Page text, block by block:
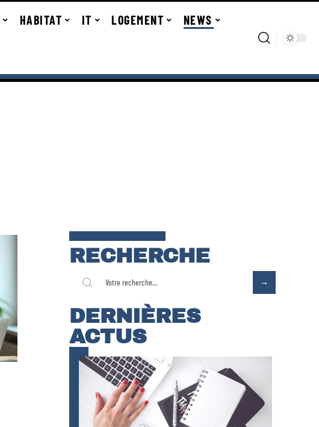
HABITAT IT LOGEMENT NEWS
RECHERCHE
DERNIÈRES
ACTUS